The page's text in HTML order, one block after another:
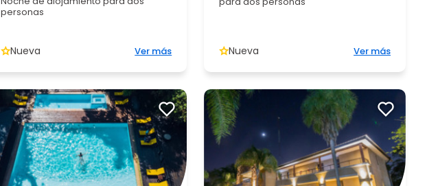
personas
Nueva Ver más Nueva Ver más